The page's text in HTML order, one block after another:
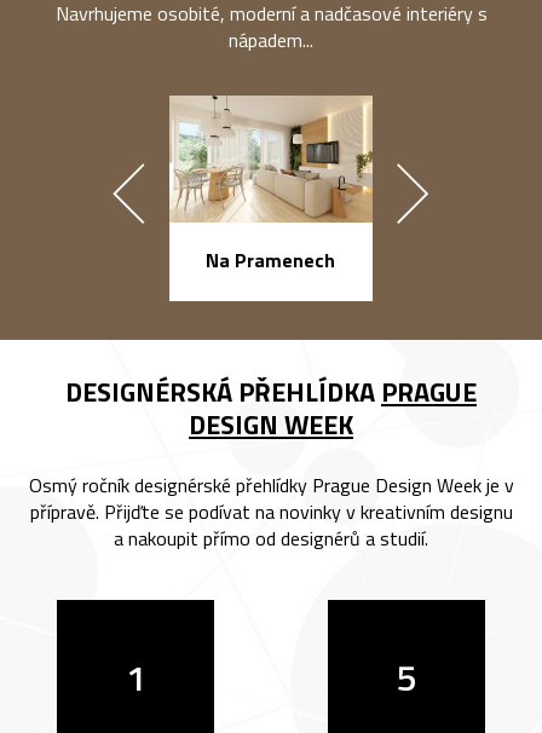
Navrhujeme osobité, moderní a nadčasové interiéry s
nápadem...
Na Pramenech
DESIGNÉRSKÁ PŘEHLÍDKA PRAGUE
DESIGN WEEK
Osmý ročník designérské přehlídky Prague Design Week je v
přípravě. Přijďte se podívat na novinky v kreativním designu
a nakoupit přímo od designérů a studií.
1 5